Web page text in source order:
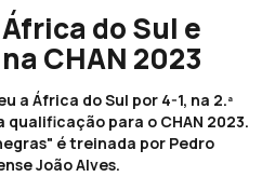
do Sul e
CHAN 2023
a África do Sul por 4-1, na 2.ª
qualificação para o CHAN 2023.
é treinada por Pedro
João Alves.